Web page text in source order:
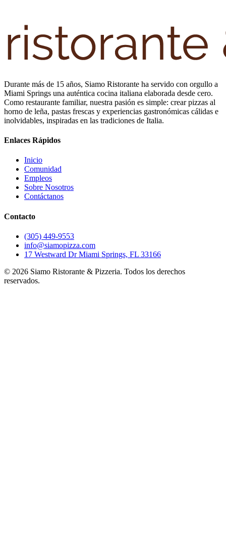
Durante más de 15 años, Siamo Ristorante ha servido con orgullo a
Miami Springs una auténtica cocina italiana elaborada desde cero.
Como restaurante familiar, nuestra pasión es simple: crear pizzas al
horno de leña, pastas frescas y experiencias gastronómicas cálidas e
inolvidables, inspiradas en las tradiciones de Italia.
Enlaces Rápidos
Inicio
Comunidad
Empleos
Sobre Nosotros
Contáctanos
Contacto
(305) 449-9553
info@siamopizza.com
17 Westward Dr Miami Springs, FL 33166
© 2026 Siamo Ristorante & Pizzeria. Todos los derechos
reservados.